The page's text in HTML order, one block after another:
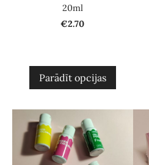
20ml
€2.70
Parādīt opcijas